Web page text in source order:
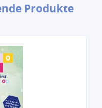
Produkte